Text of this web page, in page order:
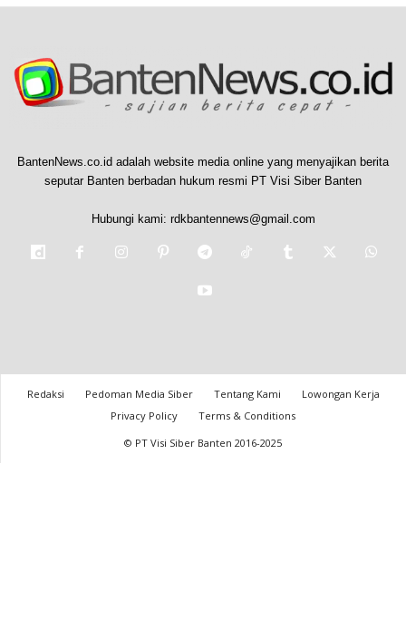
BantenNews.co.id adalah website media online yang menyajikan berita
seputar Banten berbadan hukum resmi PT Visi Siber Banten
Hubungi kami: rdkbantennews@gmail.com
Redaksi Pedoman Media Siber Tentang Kami
Lowongan Kerja
Privacy Policy
Terms & Conditions
© PT Visi Siber Banten 2016-2025